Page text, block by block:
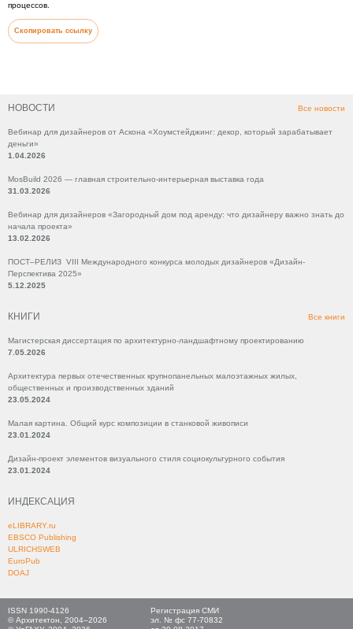
НОВОСТИ Все новости
Вебинар для дизайнеров от Аскона «Хоумстейджинг: декор, который зарабатывает
деньги»
1.04.2026
MosBuild 2026 — главная строительно-интерьерная выставка года
31.03.2026
Вебинар для дизайнеров «Загородный дом под аренду: что дизайнеру важно знать до
начала проекта»
13.02.2026
ПОСТ–РЕЛИЗ VIII Международного конкурса молодых дизайнеров «Дизайн-
Перспектива 2025»
5.12.2025
КНИГИ Все книги
Магистерская диссертация по архитектурно-ландшафтному проектированию
7.05.2026
Архитектура первых отечественных крупнопанельных малоэтажных жилых,
общественных и производственных зданий
23.05.2024
Малая картина. Общий курс композиции в станковой живописи
23.01.2024
Дизайн-проект элементов визуального стиля социокультурного события
23.01.2024
ИНДЕКСАЦИЯ
eLIBRARY.ru
EBSCO Publishing
ULRICHSWEB
EuroPub
DOAJ
процессов.
Скопировать ссылку
ISSN 1990-4126
© Архитектон, 2004–2026
Регистрация СМИ
эл. № фс 77-70832